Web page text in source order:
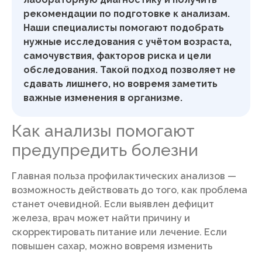
рекомендации по подготовке к анализам.
Наши специалисты помогают подобрать
нужные исследования с учётом возраста,
самочувствия, факторов риска и цели
обследования. Такой подход позволяет не
сдавать лишнего, но вовремя заметить
важные изменения в организме.
Как анализы помогают
предупредить болезни
Главная польза профилактических анализов —
возможность действовать до того, как проблема
станет очевидной. Если выявлен дефицит
железа, врач может найти причину и
скорректировать питание или лечение. Если
повышен сахар, можно вовремя изменить